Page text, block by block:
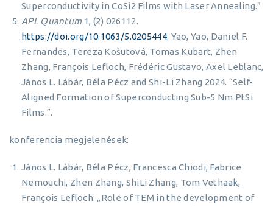
Superconductivity in CoSi2 Films with Laser Annealing.”
APL Quantum 1, (2) 026112.
https://doi.org/10.1063/5.0205444. Yao, Yao, Daniel F.
Fernandes, Tereza Košutová, Tomas Kubart, Zhen
Zhang, François Lefloch, Frédéric Gustavo, Axel Leblanc,
János L. Lábár, Béla Pécz and Shi-Li Zhang 2024. “Self-
Aligned Formation of Superconducting Sub-5 Nm PtSi
Films.”.
konferencia megjelenések:
János L. Lábár, Béla Pécz, Francesca Chiodi, Fabrice
Nemouchi, Zhen Zhang, ShiLi Zhang, Tom Vethaak,
François Lefloch: „Role of TEM in the development of